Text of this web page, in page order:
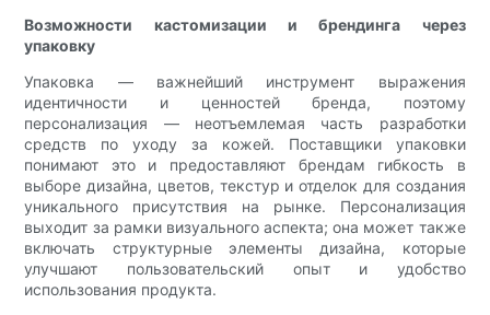
Возможности кастомизации и брендинга через
упаковку
Упаковка — важнейший инструмент выражения
идентичности и ценностей бренда, поэтому
персонализация — неотъемлемая часть разработки
средств по уходу за кожей. Поставщики упаковки
понимают это и предоставляют брендам гибкость в
выборе дизайна, цветов, текстур и отделок для создания
уникального присутствия на рынке. Персонализация
выходит за рамки визуального аспекта; она может также
включать структурные элементы дизайна, которые
улучшают пользовательский опыт и удобство
использования продукта.